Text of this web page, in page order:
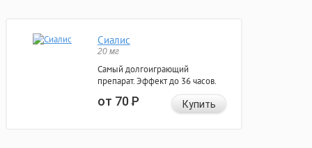
Сиалис
20 мг
Самый долгоиграющий
препарат. Эффект до 36 часов.
от 70Р Купить